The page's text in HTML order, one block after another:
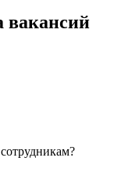
вакансий